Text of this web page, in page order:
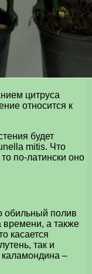
цитруса
относится к
будет
mitis. Что
по-латински оно
обильный полив
времени, а также
касается
так и
–